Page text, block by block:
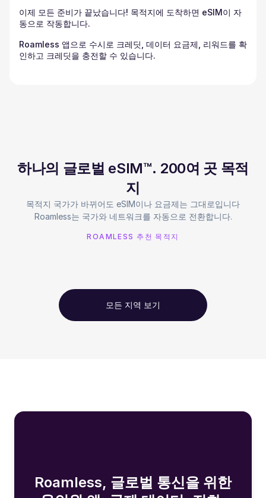
이제 모든 준비가 끝났습니다! 목적지에 도착하면 eSIM이 자
동으로 작동합니다.
Roamless 앱으로 수시로 크레딧, 데이터 요금제, 리워드를 확
인하고 크레딧을 충전할 수 있습니다.
하나의 글로벌 eSIM™. 200여 곳 목적
지
목적지 국가가 바뀌어도 eSIM이나 요금제는 그대로입니다
Roamless는 국가와 네트워크를 자동으로 전환합니다.
ROAMLESS 추천 목적지
모든 지역 보기
Roamless, 글로벌 통신을 위한